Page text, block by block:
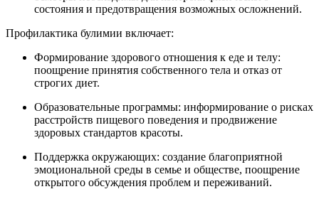
состояния и предотвращения возможных осложнений.
Профилактика булимии включает:
Формирование здорового отношения к еде и телу:
поощрение принятия собственного тела и отказ от
строгих диет.
Образовательные программы: информирование о рисках
расстройств пищевого поведения и продвижение
здоровых стандартов красоты.
Поддержка окружающих: создание благоприятной
эмоциональной среды в семье и обществе, поощрение
открытого обсуждения проблем и переживаний.